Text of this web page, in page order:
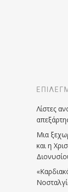
Λίστες
Μια
και η